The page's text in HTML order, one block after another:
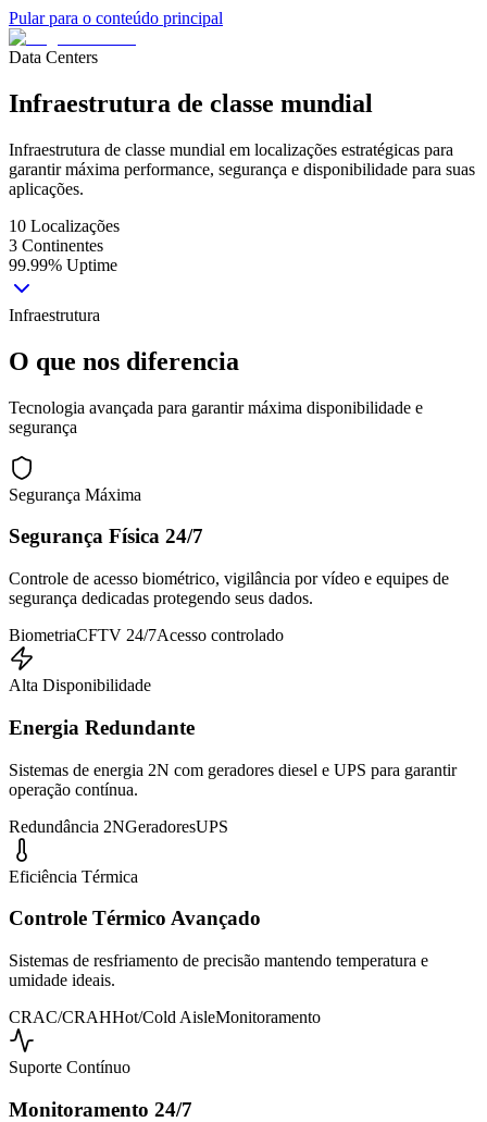
Pular para o conteúdo principal
Data Centers
Infraestrutura de classe mundial
Infraestrutura de classe mundial em localizações estratégicas para
garantir máxima performance, segurança e disponibilidade para suas
aplicações.
10 Localizações
3 Continentes
99.99% Uptime
Infraestrutura
O que nos diferencia
Tecnologia avançada para garantir máxima disponibilidade e
segurança
Segurança Máxima
Segurança Física 24/7
Controle de acesso biométrico, vigilância por vídeo e equipes de
segurança dedicadas protegendo seus dados.
BiometriaCFTV 24/7Acesso controlado
Alta Disponibilidade
Energia Redundante
Sistemas de energia 2N com geradores diesel e UPS para garantir
operação contínua.
Redundância 2NGeradoresUPS
Eficiência Térmica
Controle Térmico Avançado
Sistemas de resfriamento de precisão mantendo temperatura e
umidade ideais.
CRAC/CRAHHot/Cold AisleMonitoramento
Suporte Contínuo
Monitoramento 24/7